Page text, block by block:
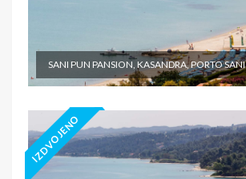
SANI PUN PANSION, KASANDRA, PORTO SANI
IZDVOJENO